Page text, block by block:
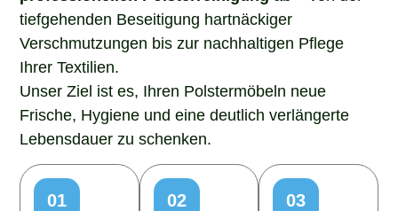
tiefgehenden Beseitigung hartnäckiger
Verschmutzungen bis zur nachhaltigen Pflege
Ihrer Textilien.
Unser Ziel ist es, Ihren Polstermöbeln neue
Frische, Hygiene und eine deutlich verlängerte
Lebensdauer zu schenken.
01
02
03